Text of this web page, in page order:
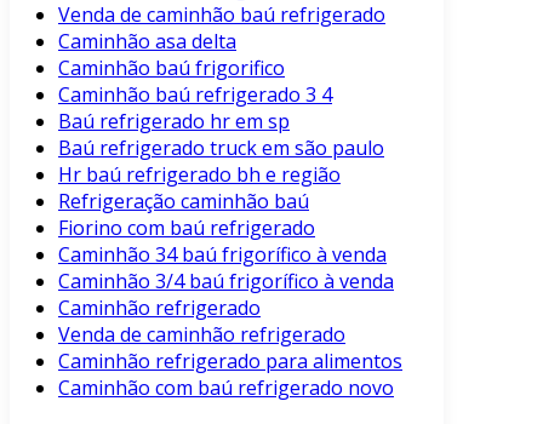
Venda de caminhão baú refrigerado
Caminhão asa delta
Caminhão baú frigorifico
Caminhão baú refrigerado 3 4
Baú refrigerado hr em sp
Baú refrigerado truck em são paulo
Hr baú refrigerado bh e região
Refrigeração caminhão baú
Fiorino com baú refrigerado
Caminhão 34 baú frigorífico à venda
Caminhão 3/4 baú frigorífico à venda
Caminhão refrigerado
Venda de caminhão refrigerado
Caminhão refrigerado para alimentos
Caminhão com baú refrigerado novo